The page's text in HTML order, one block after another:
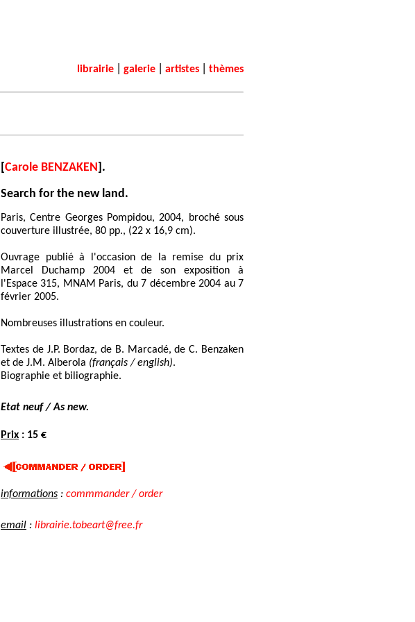
librairie galerie artistes thèmes
[Carole BENZAKEN].
Search for the new land.
Paris, Centre Georges Pompidou, 2004, broché sous
couverture illustrée, 80 pp., (22 x 16,9 cm).
Ouvrage publié à l'occasion de la remise du prix
Marcel Duchamp 2004 et de son exposition à
l'Espace 315, MNAM Paris, du 7 décembre 2004 au 7
février 2005.
Nombreuses illustrations en couleur.
Textes de J.P. Bordaz, de B. Marcadé, de C. Benzaken
et de J.M. Alberola (français / english).
Biographie et biliographie.
Etat neuf / As new.
Prix : 15 €
informations : commmander / order
email : librairie.tobeart@free.fr